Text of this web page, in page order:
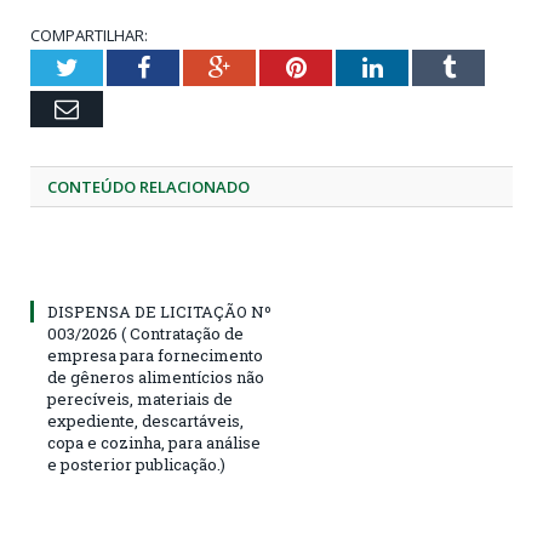
COMPARTILHAR:
TwitterFacebookGoogle+PinterestLinkedInTumblr
Email
CONTEÚDO RELACIONADO
DISPENSA DE LICITAÇÃO Nº
003/2026 ( Contratação de
empresa para fornecimento
de gêneros alimentícios não
perecíveis, materiais de
expediente, descartáveis,
copa e cozinha, para análise
e posterior publicação.)